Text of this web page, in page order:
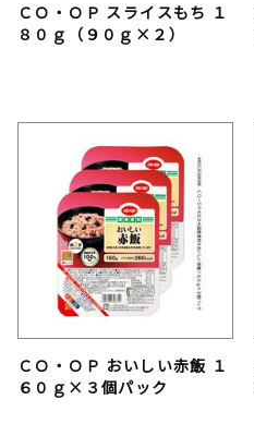
ＣＯ・ＯＰ スライスもち １
８０ｇ（９０ｇ×２）
ＣＯ・ＯＰ おいしい赤飯 １
６０ｇ×３個パック